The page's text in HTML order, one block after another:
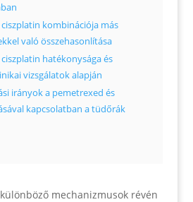
kombinációja más
való összehasonlítása
hatékonysága és
vizsgálatok alapján
irányok a pemetrexed és
kapcsolatban a tüdőrák
mechanizmusok révén